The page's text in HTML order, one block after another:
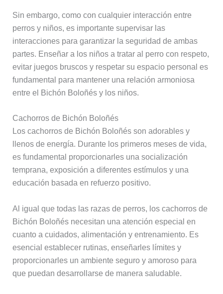
Sin embargo, como con cualquier interacción entre
perros y niños, es importante supervisar las
interacciones para garantizar la seguridad de ambas
partes. Enseñar a los niños a tratar al perro con respeto,
evitar juegos bruscos y respetar su espacio personal es
fundamental para mantener una relación armoniosa
entre el Bichón Boloñés y los niños.
Cachorros de Bichón Boloñés
Los cachorros de Bichón Boloñés son adorables y
llenos de energía. Durante los primeros meses de vida,
es fundamental proporcionarles una socialización
temprana, exposición a diferentes estímulos y una
educación basada en refuerzo positivo.
Al igual que todas las razas de perros, los cachorros de
Bichón Boloñés necesitan una atención especial en
cuanto a cuidados, alimentación y entrenamiento. Es
esencial establecer rutinas, enseñarles límites y
proporcionarles un ambiente seguro y amoroso para
que puedan desarrollarse de manera saludable.